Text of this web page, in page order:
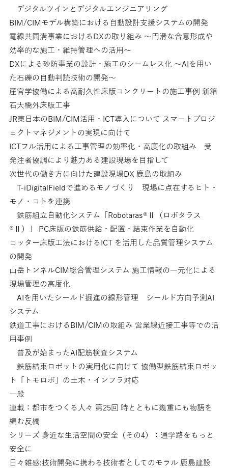
デジタルツインとデジタルエンジニアリング
BIM/CIMモデル構築における自動設計支援システムの開発
電線共同溝事業におけるDXの取り組み 〜円滑な合意形成や
効率的な施工・維持管理への活用〜
DXによる砂防事業の設計・施工のシームレス化 ～AIを用い
た石礫の自動判読技術の開発～
産官学協働による高耐久性床版コンクリートの施工事例 新箱
石大橋外床版工事
JR東日本のBIM/CIM活用・ICT導入について スマートプロジ
ェクトマネジメントの実現に向けて
ICTフル活用による工事管理の効率化・高度化の取組み 受
発注者協調により魅力ある建設現場を目指して
次世代の働き方に向けた建設現場DX 鹿島の取組み
T-iDigitalFieldで進めるモノづくり 現場に点在するヒト・
モノ・コトを連携
鉄筋組立自動化システム「Robotaras®Ⅱ（ロボタラス
®Ⅱ）」 PC床版の鉄筋供給・配置・結束作業を自動化
コッター床版工法におけるICT を活用した品質管理システム
の開発
山岳トンネルCIM総合管理システム 施工情報の一元化による
現場管理の高度化
AIを用いたシールド掘進の線形管理 シールド方向予測AI
システム
鉄道工事におけるBIM/CIMの取組み 営業線近接工事等での活
用事例
普及が始まったAI配筋検査システム
鉄筋結束ロボットの実用化に向けて 協働型鉄筋結束ロボッ
ト「トモロボ」の土木・インフラ対応
一般
連載：都市をつくる人々 第25回 時とともに幾重にも物語を
編む反橋
シリーズ 身近な生活空間の安全（その4）：通学路をもっと
安全に
日々雑感:技術開発に携わる技術者としてのモラル 鹿島建設